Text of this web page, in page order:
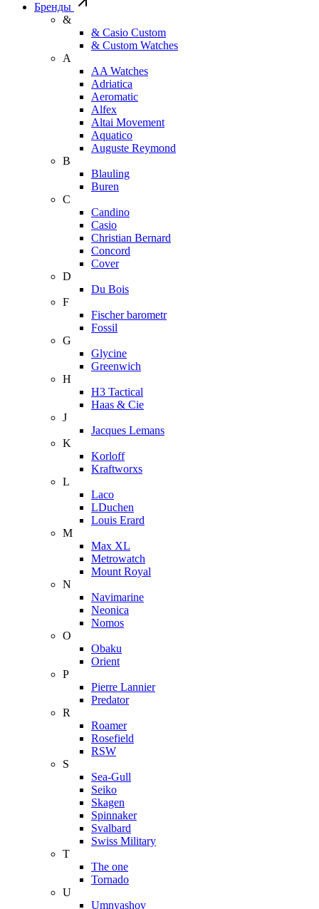
Бренды
&
& Casio Custom
& Custom Watches
A
AA Watches
Adriatica
Aeromatic
Alfex
Altai Movement
Aquatico
Auguste Reymond
B
Blauling
Buren
C
Candino
Casio
Christian Bernard
Concord
Cover
D
Du Bois
F
Fischer barometr
Fossil
G
Glycine
Greenwich
H
H3 Tactical
Haas & Cie
J
Jacques Lemans
K
Korloff
Kraftworxs
L
Laco
LDuchen
Louis Erard
M
Max XL
Metrowatch
Mount Royal
N
Navimarine
Neonica
Nomos
O
Obaku
Orient
P
Pierre Lannier
Predator
R
Roamer
Rosefield
RSW
S
Sea-Gull
Seiko
Skagen
Spinnaker
Svalbard
Swiss Military
T
The one
Tornado
U
Umnyashov